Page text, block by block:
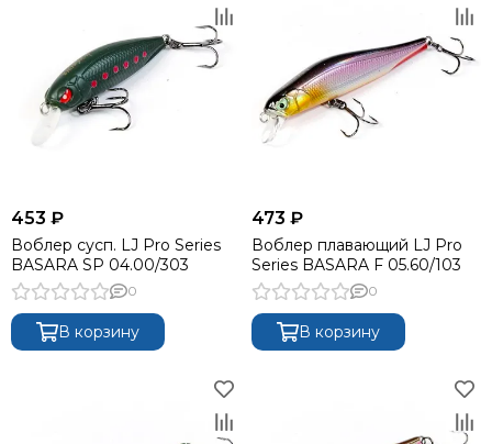
453 ₽
Воблер сусп. LJ Pro Series
BASARA SP 04.00/303
0
В корзину
473 ₽
Воблер плавающий LJ Pro
Series BASARA F 05.60/103
0
В корзину